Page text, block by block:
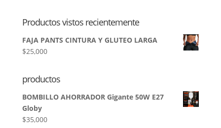
Productos vistos recientemente
FAJA PANTS CINTURA Y GLUTEO LARGA
$25,000
productos
BOMBILLO AHORRADOR Gigante 50W E27
Globy
$35,000